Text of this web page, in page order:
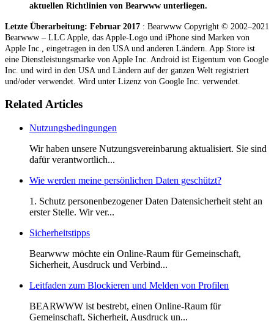
aktuellen Richtlinien von Bearwww unterliegen.
Letzte Überarbeitung: Februar 2017 : Bearwww Copyright © 2002–2021
Bearwww – LLC Apple, das Apple-Logo und iPhone sind Marken von
Apple Inc., eingetragen in den USA und anderen Ländern. App Store ist
eine Dienstleistungsmarke von Apple Inc. Android ist Eigentum von Google
Inc. und wird in den USA und Ländern auf der ganzen Welt registriert
und/oder verwendet. Wird unter Lizenz von Google Inc. verwendet.
Related Articles
Nutzungsbedingungen
Wir haben unsere Nutzungsvereinbarung aktualisiert. Sie sind
dafür verantwortlich...
Wie werden meine persönlichen Daten geschützt?
1. Schutz personenbezogener Daten Datensicherheit steht an
erster Stelle. Wir ver...
Sicherheitstipps
Bearwww möchte ein Online-Raum für Gemeinschaft,
Sicherheit, Ausdruck und Verbind...
Leitfaden zum Blockieren und Melden von Profilen
BEARWWW ist bestrebt, einen Online-Raum für
Gemeinschaft, Sicherheit, Ausdruck un...